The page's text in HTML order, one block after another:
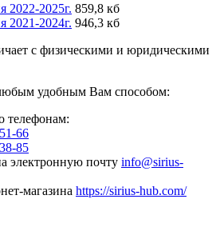
2022-2025г. 859,8 кб
2021-2024г. 946,3 кб
с физическими и юридическими
удобным Вам способом:
телефонам:
66
85
электронную почту info@sirius-
магазина https://sirius-hub.com/